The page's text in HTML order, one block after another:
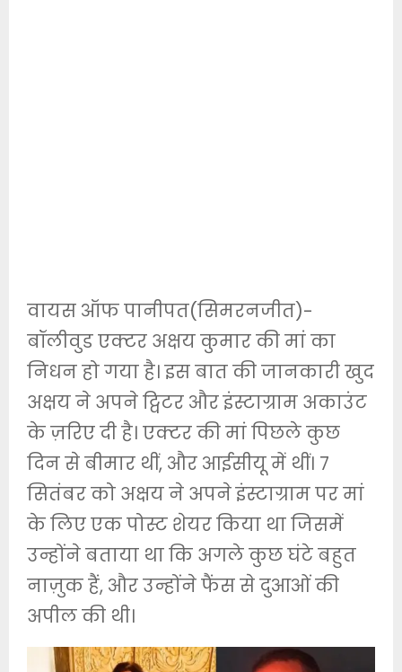
वायस ऑफ पानीपत(सिमरनजीत)-
बॉलीवुड एक्टर अक्षय कुमार की मां का
निधन हो गया है। इस बात की जानकारी खुद
अक्षय ने अपने ट्विटर और इंस्टाग्राम अकाउंट
के ज़रिए दी है। एक्टर की मां पिछले कुछ
दिन से बीमार थीं, और आईसीयू में थीं। 7
सितंबर को अक्षय ने अपने इंस्टाग्राम पर मां
के लिए एक पोस्ट शेयर किया था जिसमें
उन्होंने बताया था कि अगले कुछ घंटे बहुत
नाज़ुक हैं, और उन्होंने फैंस से दुआओं की
अपील की थी।